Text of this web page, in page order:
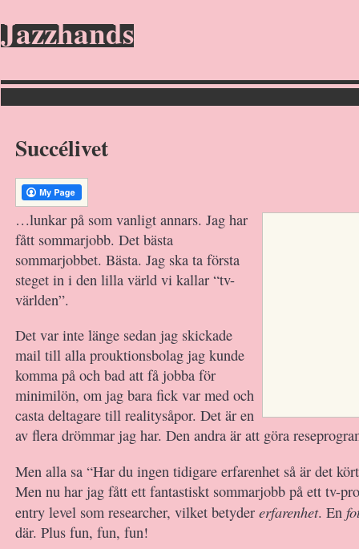
Jazzhands
Succélivet
…lunkar på som vanligt annars. Jag har
fått sommarjobb. Det bästa
sommarjobbet. Bästa. Jag ska ta första
steget in i den lilla värld vi kallar “tv-
världen”.
Det var inte länge sedan jag skickade
mail till alla prouktionsbolag jag kunde
komma på och bad att få jobba för
minimilön, om jag bara fick var med och
casta deltagare till realitysåpor. Det är en
av flera drömmar jag har. Den andra är att göra
Men alla sa “Har du ingen tidigare erfarenhet så är det
Men nu har jag fått ett fantastiskt sommarjobb på ett tv-
entry level som researcher, vilket betyder erfarenhet. En
där. Plus fun, fun, fun!